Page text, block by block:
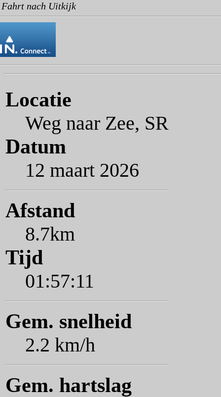
nach Uitkijk
Locatie
Weg naar Zee, SR
Datum
12 maart 2026
Afstand
8.7km
Tijd
01:57:11
Gem. snelheid
2.2 km/h
Gem. hartslag